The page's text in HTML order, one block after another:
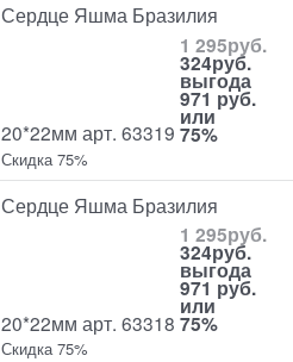
Сердце Яшма Бразилия
20*22мм арт. 63319
1 295руб.
324руб.
выгода
971 руб.
или
75%
Скидка 75%
Сердце Яшма Бразилия
20*22мм арт. 63318
1 295руб.
324руб.
выгода
971 руб.
или
75%
Скидка 75%